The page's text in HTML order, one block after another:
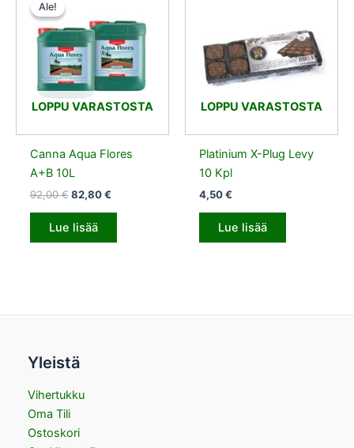
Ale!
LOPPU VARASTOSTA
Ale!
Canna Aqua Flores
A+B 10L
92,00€
92,00 €.
82,80€
82,80 €.
Lue lisää
LOPPU VARASTOSTA
Platinium X-Plug Levy
10 Kpl
4,50€
Lue lisää
Yleistä
Vihertukku
Oma Tili
Ostoskori